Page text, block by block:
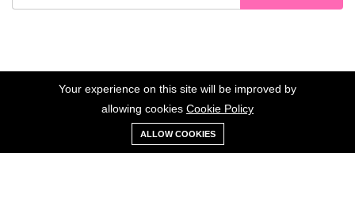
©2023 Hoa Nelly . All Rights Reserved.
0
Xe
đẩy
Danh sách
yêu thích
Your experience on this site will be improved by
allowing cookies Cookie Policy
ALLOW COOKIES